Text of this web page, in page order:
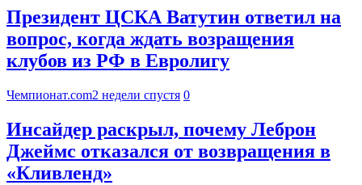
Президент ЦСКА Ватутин ответил на
вопрос, когда ждать возращения
клубов из РФ в Евролигу
Чемпионат.com2 недели спустя 0
Инсайдер раскрыл, почему Леброн
Джеймс отказался от возвращения в
«Кливленд»